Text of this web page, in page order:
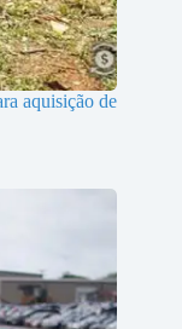
aquisição de